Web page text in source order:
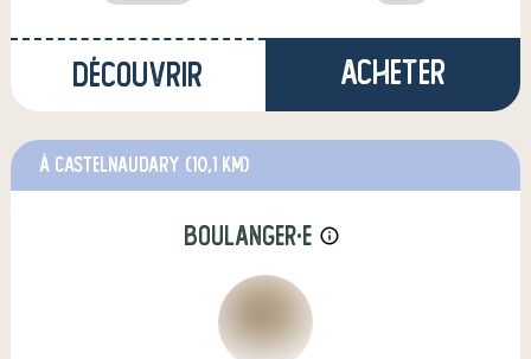
Découvrir Acheter
à Castelnaudary (10,1 km)
boulanger·e info_outline